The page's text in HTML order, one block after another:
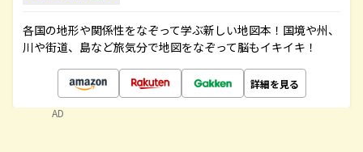
各国の地形や関係性をなぞって学ぶ新しい地図本！国境や州、
川や街道、島など旅気分で地図をなぞって脳もイキイキ！
詳細を見る
AD